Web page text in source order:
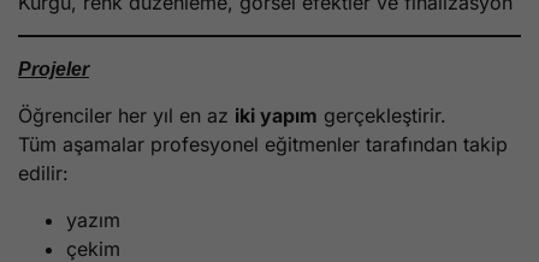
Projeler
Öğrenciler her yıl en az iki yapım gerçekleştirir.
Tüm aşamalar profesyonel eğitmenler tarafından takip
edilir:
yazım
çekim